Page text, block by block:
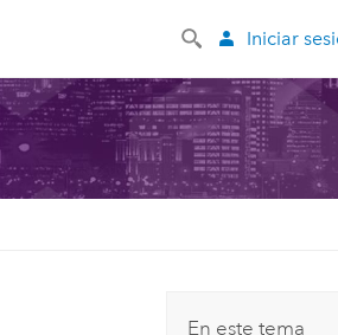
Iniciar
En este tema